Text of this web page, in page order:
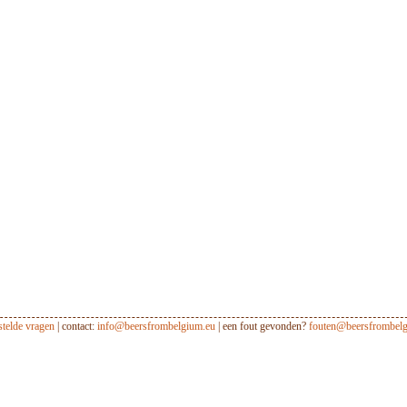
vragen| contact: info@beersfrombelgium.eu| een fout gevonden?